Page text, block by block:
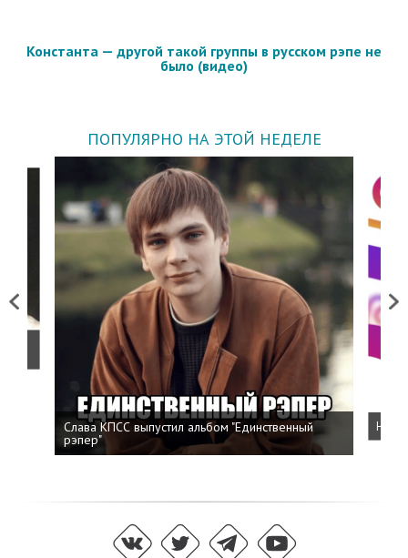
Константа — другой такой группы в русском рэпе не
было (видео)
ПОПУЛЯРНО НА ЭТОЙ НЕДЕЛЕ
Previous
Слава КПСС выпустил альбом "Единственный
рэпер"
Next